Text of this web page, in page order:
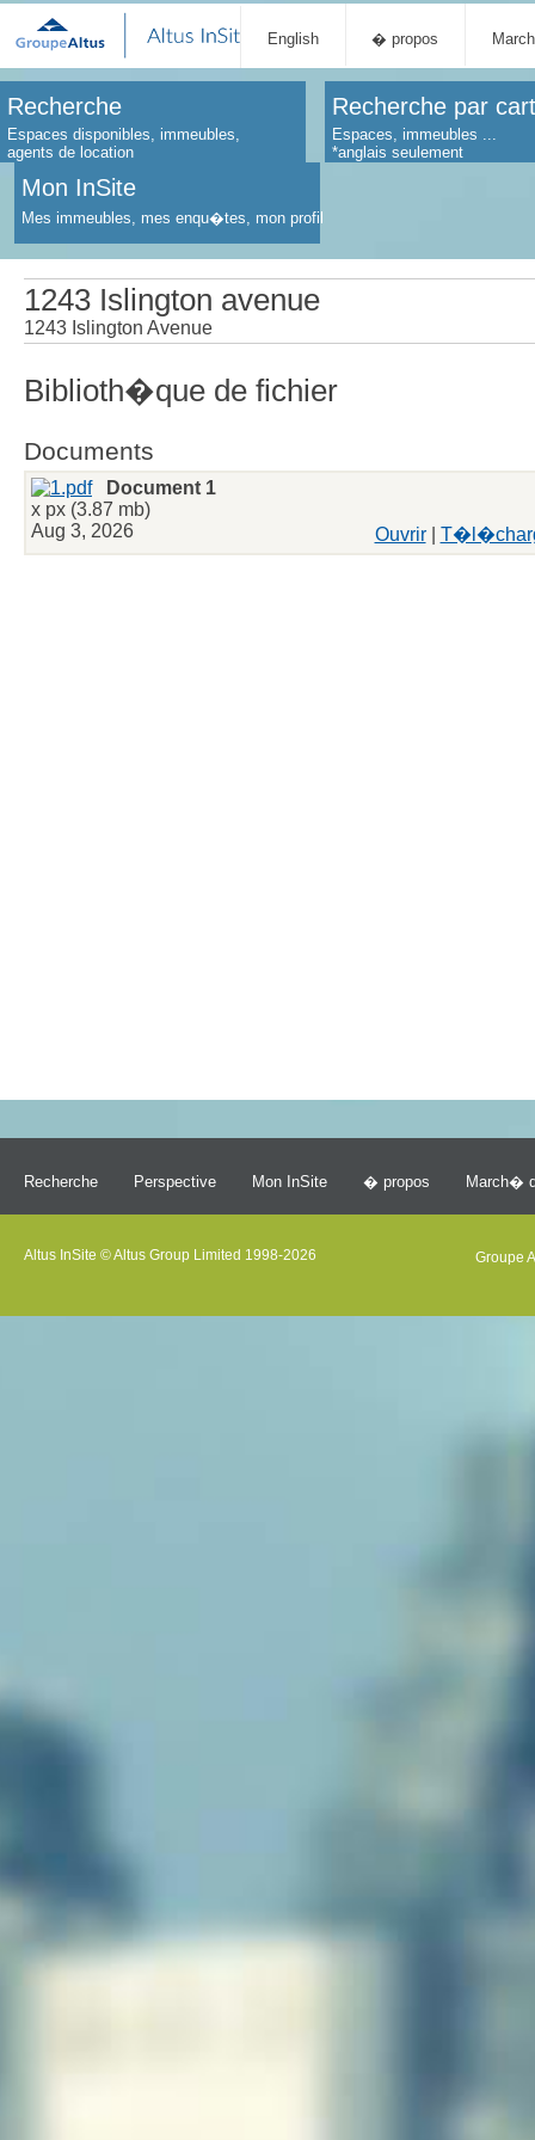
English � propos
Recherche
Espaces disponibles, immeubles,
agents de location
Recherche par
Espaces, immeubles ...
*anglais seulement
Mon InSite
Mes immeubles, mes enqu�tes, mon profil
1243 Islington avenue
1243 Islington Avenue
Biblioth�que de fichier
Documents
Document 1
x px (3.87 mb)
Aug 3, 2026
Ouvrir|
Recherche Perspective Mon InSite � propos March�
Altus InSite © Altus Group Limited 1998-2026 Groupe